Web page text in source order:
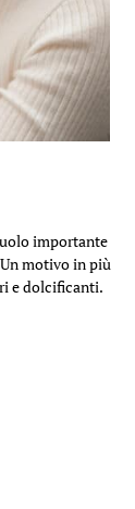
importante
motivo in più
e dolcificanti.